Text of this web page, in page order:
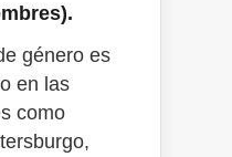
género es
en las
como